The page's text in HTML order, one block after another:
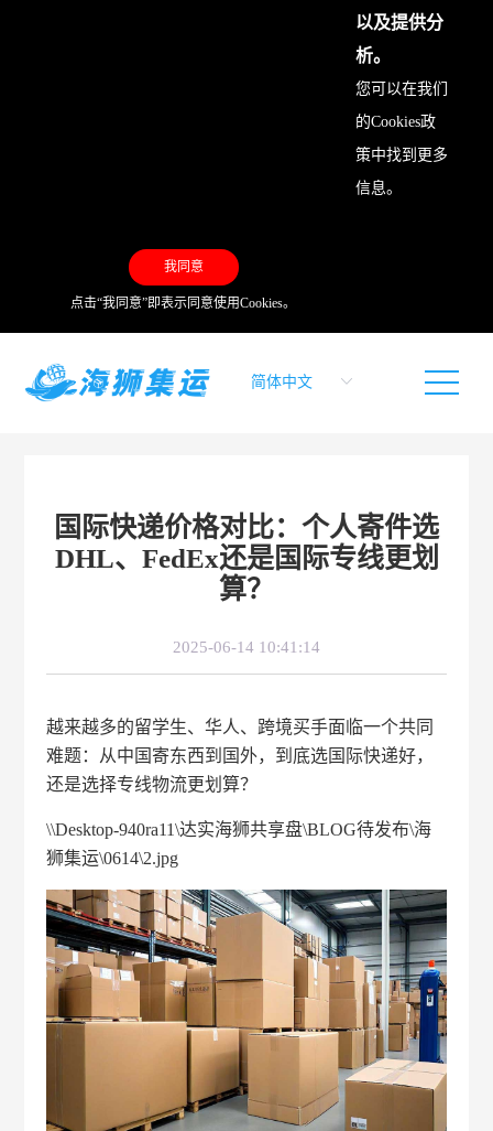
以及提供分
析。
您可以在我们
的Cookies政
策中找到更多
信息。
我同意
点击“我同意”即表示同意使用Cookies。
国际快递价格对比：个人寄件选
DHL、FedEx还是国际专线更划
算？
2025-06-14 10:41:14
越来越多的留学生、华人、跨境买手面临一个共同
难题：从中国寄东西到国外，到底选国际快递好，
还是选择专线物流更划算？
\\Desktop-940ra11\达实海狮共享盘\BLOG待发布\海
狮集运\0614\2.jpg